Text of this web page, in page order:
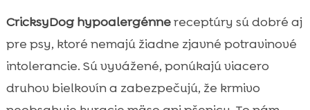
CricksyDog hypoalergénnereceptúry sú dobré aj
pre psy, ktoré nemajú žiadne zjavné potravinové
intolerancie. Sú vyvážené, ponúkajú viacero
druhov bielkovín a zabezpečujú, že krmivo